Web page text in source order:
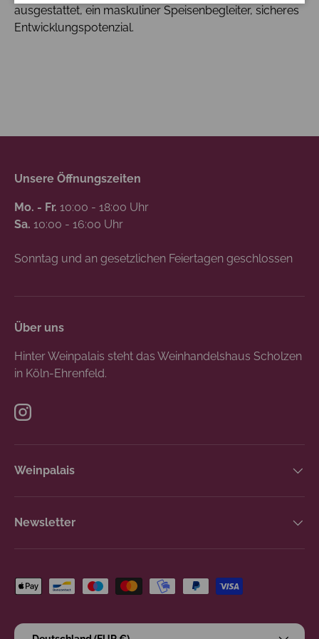
ausgestattet, ein maskuliner Speisenbegleiter, sicheres
Entwicklungspotenzial.
Unsere Öffnungszeiten
Mo. - Fr. 10:00 - 18:00 Uhr
Sa. 10:00 - 16:00 Uhr
Sonntag und an gesetzlichen Feiertagen geschlossen
Über uns
Hinter Weinpalais steht das Weinhandelshaus Scholzen
in Köln-Ehrenfeld.
Instagram
Weinpalais
Newsletter
Zahlungsmethoden
Land/Region